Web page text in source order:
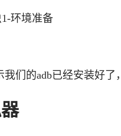
我们的adb已经安装好了